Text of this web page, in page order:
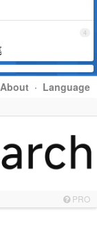
4
About · Language
PRO